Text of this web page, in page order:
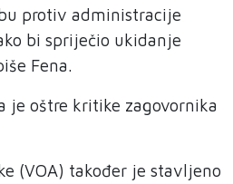
protiv administracije
bi spriječio ukidanje
Fena.
je oštre kritike zagovornika
(VOA) također je stavljeno